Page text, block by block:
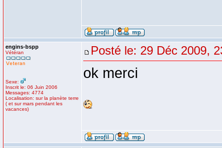
engins-bspp
Vétéran
Sexe:
Inscrit le: 06 Juin 2006
Messages: 4774
Localisation: sur la planète terre
( et sur mars pendant les
vacances)
Posté le: 29 Déc 2009,
ok merci